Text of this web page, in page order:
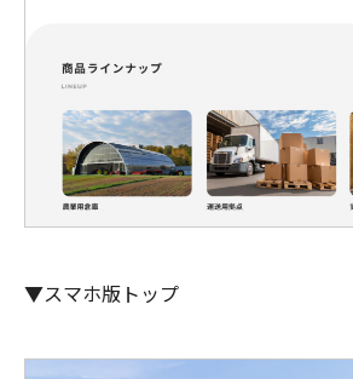
▼スマホ版トップ